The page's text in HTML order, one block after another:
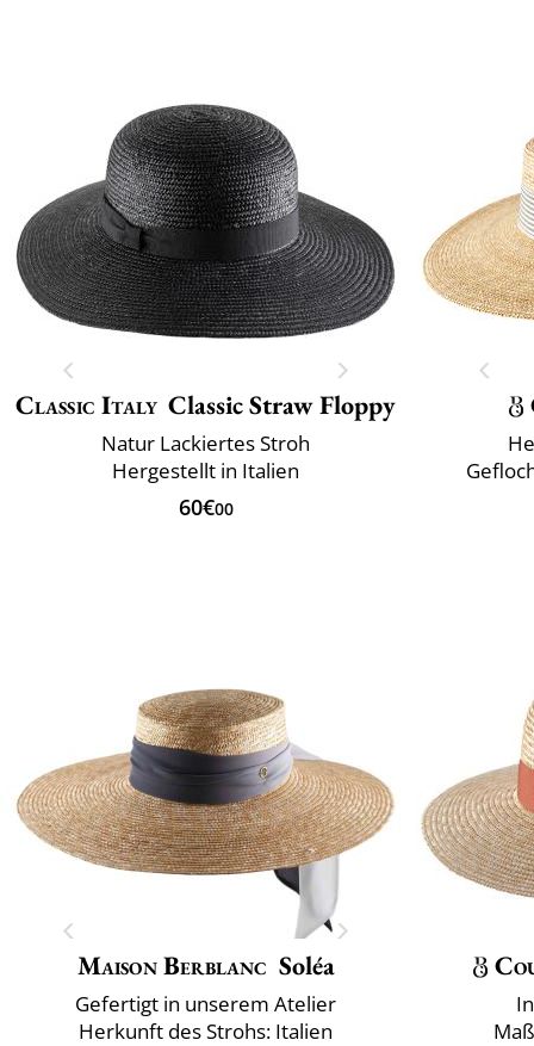
Classic Italy Classic Straw Floppy
Natur Lackiertes Stroh
Hergestellt in Italien
60€00
Maison Berblanc Soléa
Gefertigt in unserem Atelier
Herkunft des Strohs: Italien